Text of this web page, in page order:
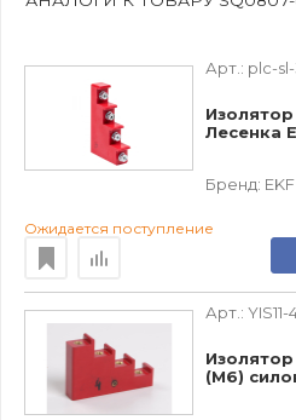
Арт.: plc-
Лесенка
Бренд: EKF
Ожидается поступление
Арт.:
(М6)